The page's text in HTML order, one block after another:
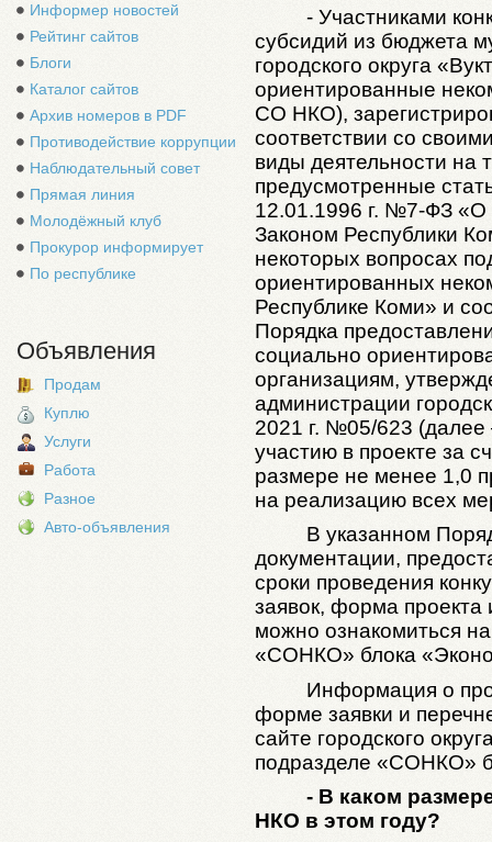
Информер новостей
Рейтинг сайтов
Блоги
Каталог сайтов
Архив номеров в PDF
Противодействие коррупции
Наблюдательный совет
Прямая линия
Молодёжный клуб
Прокурор информирует
По республике
Объявления
Продам
Куплю
Услуги
Работа
Разное
Авто-объявления
- Участниками
субсидий из бюджета
городского округа
ориентированные
СО НКО),
соответствии со
виды деятельности
предусмотренные
12.01.1996 г. №7-ФЗ «О
Законом Республики
некоторых вопросах
ориентированных
Республике Коми» и
Порядка
социально
организациям,
администрации
2021 г. №05/623 (далее
участию в проекте за
размере не менее 1,0
на реализацию всех
В указанном
документации,
сроки проведения
заявок, форма
можно ознакомиться
«СОНКО» блока
Информация о
форме заявки и
сайте городского
подразделе «СОНКО»
- В каком
НКО в этом году?